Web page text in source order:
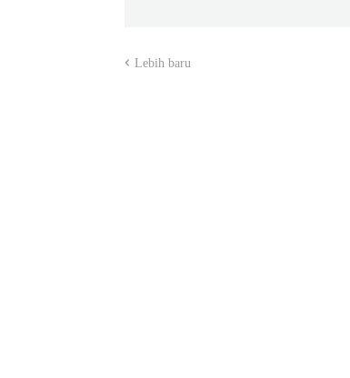
Lebih baru